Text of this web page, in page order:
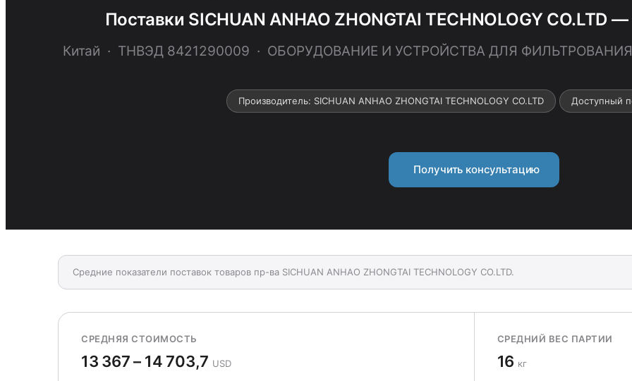
Поставки SICHUAN ANHAO ZHONGTAI TECHNOLOGY CO.LTD
Китай · ТНВЭД 8421290009 · ОБОРУДОВАНИЕ И УСТРОЙСТВА ДЛЯ
Производитель: SICHUAN ANHAO ZHONGTAI TECHNOLOGY CO.LTD Доступный
Получить консультацию
Средние показатели поставок товаров пр-ва SICHUAN ANHAO ZHONGTAI TECHNOLOGY CO.LTD.
СРЕДНЯЯ СТОИМОСТЬ
13 367 – 14 703,7 USD
СРЕДНИЙ ВЕС ПАРТИИ
16 кг